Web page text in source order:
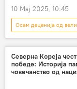
10 Мај 2025, 10:45
Осам деценија од
СВЕТ
Свет
Бразил
Русија
Запад
Северна Кореја
победе: Историја
човечанство од